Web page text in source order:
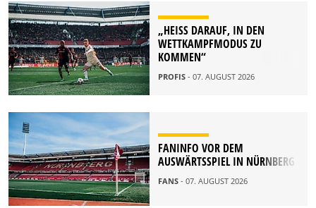
„HEISS DARAUF, IN DEN W
ETTKAMPFMODUS ZU K
OMMEN“
PROFIS - 07. AUGUST 2026
FANINFO VOR DEM
AUSWÄRTSSPIEL IN NÜRNBERG
FANS - 07. AUGUST 2026